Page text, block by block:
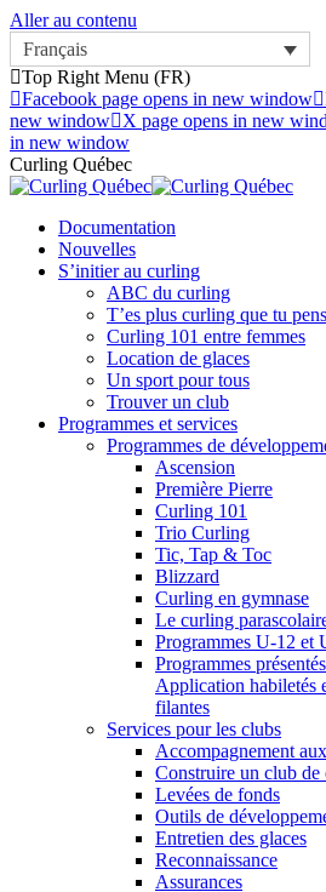
Aller au contenu
Français
Top Right Menu (FR)
Facebook page opens in new window
new window
X page opens in new
in new window
Curling Québec
Documentation
Nouvelles
S’initier au curling
ABC du curling
T’es plus curling que tu
Curling 101 entre femmes
Location de glaces
Un sport pour tous
Trouver un club
Programmes et services
Programmes de
Ascension
Première Pierre
Curling 101
Trio Curling
Tic, Tap & Toc
Blizzard
Curling en gymnase
Le curling
Programmes U-12 et
Programmes
Application habiletés
filantes
Services pour les clubs
Accompagnement
Construire un club de
Levées de fonds
Outils de
Entretien des glaces
Reconnaissance
Assurances